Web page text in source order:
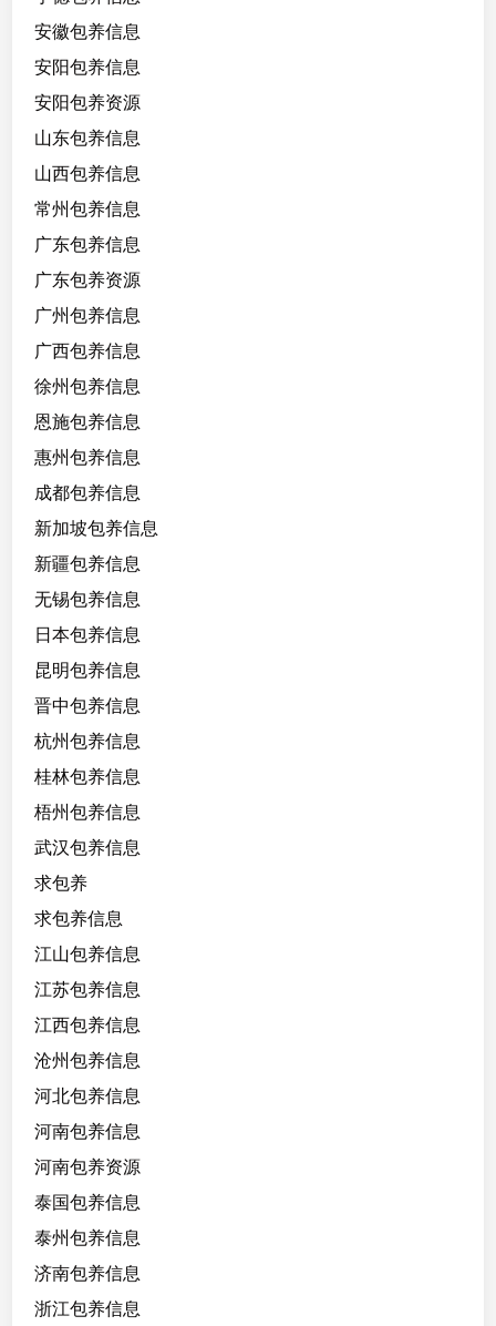
安徽包养信息
安阳包养信息
安阳包养资源
山东包养信息
山西包养信息
常州包养信息
广东包养信息
广东包养资源
广州包养信息
广西包养信息
徐州包养信息
恩施包养信息
惠州包养信息
成都包养信息
新加坡包养信息
新疆包养信息
无锡包养信息
日本包养信息
昆明包养信息
晋中包养信息
杭州包养信息
桂林包养信息
梧州包养信息
武汉包养信息
求包养
求包养信息
江山包养信息
江苏包养信息
江西包养信息
沧州包养信息
河北包养信息
河南包养信息
河南包养资源
泰国包养信息
泰州包养信息
济南包养信息
浙江包养信息